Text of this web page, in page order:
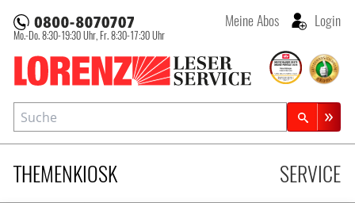
Lorenz Leserservice
Mo.-Do. 8:30-19:30 Uhr, Fr. 8:30-17:30 Uhr
Meine Abos Login
THEMENKIOSK
SERVICE
Suche
Zeitschriftensuche